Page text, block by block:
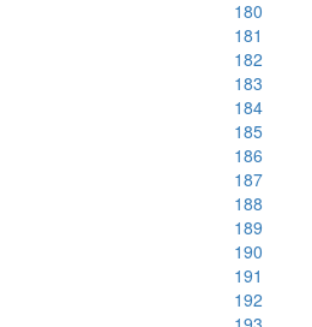
180
181
182
183
184
185
186
187
188
189
190
191
192